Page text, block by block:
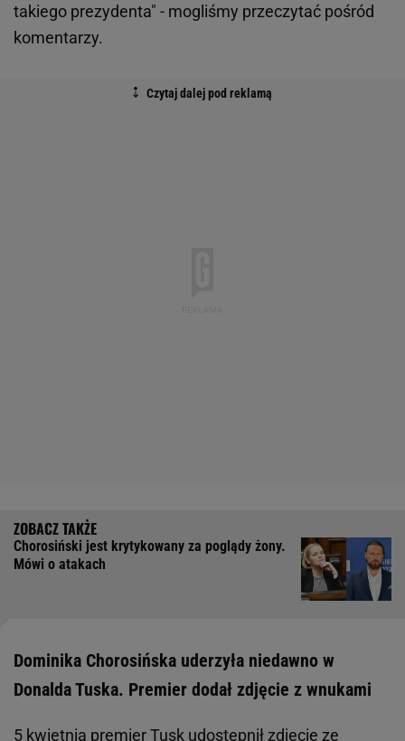
takiego prezydenta" - mogliśmy przeczytać pośród
komentarzy.
Chorosiński jest krytykowany za poglądy żony.
Mówi o atakach
Dominika Chorosińska uderzyła niedawno w
Donalda Tuska. Premier dodał zdjęcie z wnukami
5 kwietnia premierTusk udostępnił zdjęcie ze